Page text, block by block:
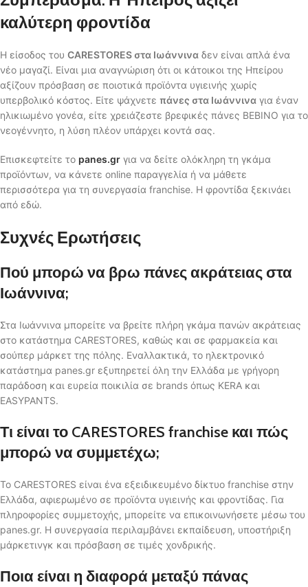
καλύτερη φροντίδα
Η είσοδος του CARESTORES στα Ιωάννινα δεν είναι απλά ένα
νέο μαγαζί. Είναι μια αναγνώριση ότι οι κάτοικοι της Ηπείρου
αξίζουν πρόσβαση σε ποιοτικά προϊόντα υγιεινής χωρίς
υπερβολικό κόστος. Είτε ψάχνετε πάνες στα Ιωάννινα για έναν
ηλικιωμένο γονέα, είτε χρειάζεστε βρεφικές πάνες BEBINO για το
νεογέννητο, η λύση πλέον υπάρχει κοντά σας.
Επισκεφτείτε το panes.gr για να δείτε ολόκληρη τη γκάμα
προϊόντων, να κάνετε online παραγγελία ή να μάθετε
περισσότερα για τη συνεργασία franchise. Η φροντίδα ξεκινάει
από εδώ.
Συχνές Ερωτήσεις
Πού μπορώ να βρω πάνες ακράτειας στα
Ιωάννινα;
Στα Ιωάννινα μπορείτε να βρείτε πλήρη γκάμα πανών ακράτειας
στο κατάστημα CARESTORES, καθώς και σε φαρμακεία και
σούπερ μάρκετ της πόλης. Εναλλακτικά, το ηλεκτρονικό
κατάστημα panes.gr εξυπηρετεί όλη την Ελλάδα με γρήγορη
παράδοση και ευρεία ποικιλία σε brands όπως KERA και
EASYPANTS.
Τι είναι το CARESTORES franchise και πώς
μπορώ να συμμετέχω;
Το CARESTORES είναι ένα εξειδικευμένο δίκτυο franchise στην
Ελλάδα, αφιερωμένο σε προϊόντα υγιεινής και φροντίδας. Για
πληροφορίες συμμετοχής, μπορείτε να επικοινωνήσετε μέσω του
panes.gr. Η συνεργασία περιλαμβάνει εκπαίδευση, υποστήριξη
μάρκετινγκ και πρόσβαση σε τιμές χονδρικής.
Ποια είναι η διαφορά μεταξύ πάνας